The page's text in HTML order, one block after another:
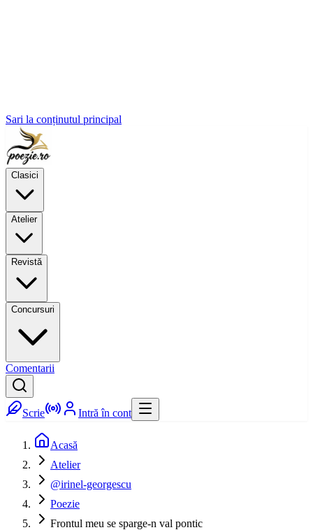
Sari la conținutul principal
Clasici
Atelier
Revistă
Concursuri
Comentarii
Scrie Intră în cont
Acasă
Atelier
@irinel-georgescu
Poezie
Frontul meu se sparge-n val pontic